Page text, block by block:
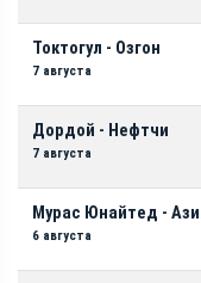
Токтогул - Озгон
7 августа
Дордой - Нефтчи
7 августа
Мурас Юнайтед -
6 августа